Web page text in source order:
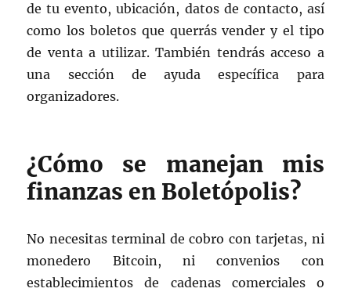
de tu evento, ubicación, datos de contacto, así
como los boletos que querrás vender y el tipo
de venta a utilizar. También tendrás acceso a
una sección de ayuda específica para
organizadores.
¿Cómo se manejan mis
finanzas en Boletópolis?
No necesitas terminal de cobro con tarjetas, ni
monedero Bitcoin, ni convenios con
establecimientos de cadenas comerciales o